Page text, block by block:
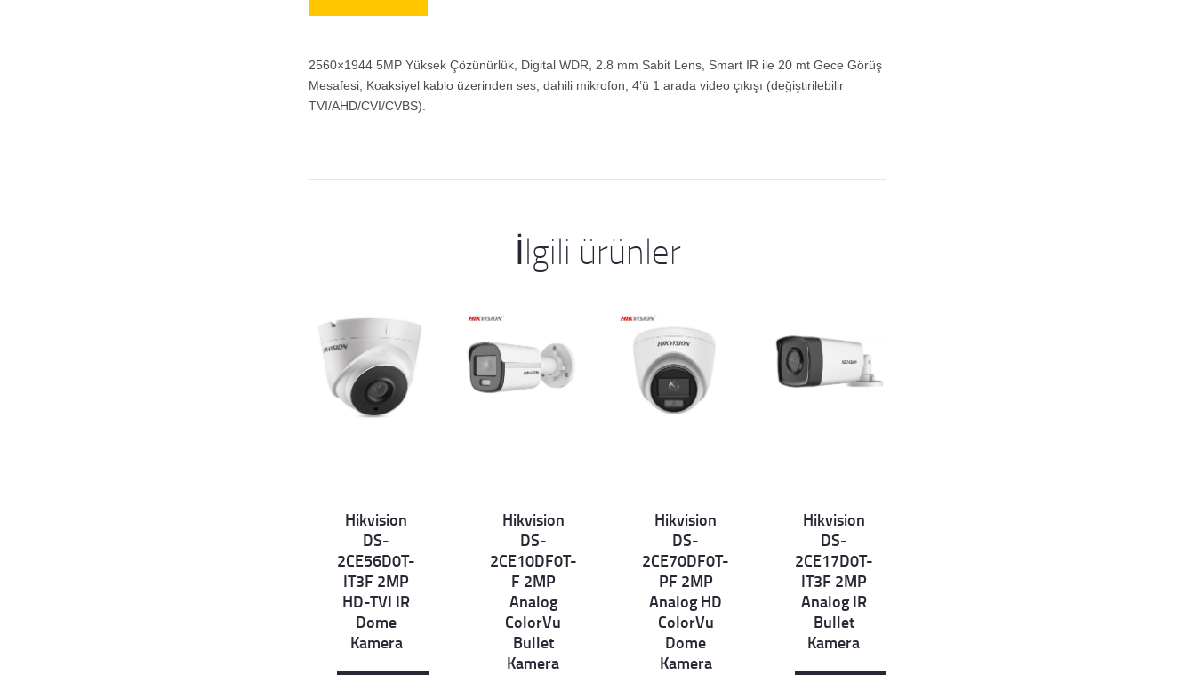
2560×1944 5MP Yüksek Çözünürlük, Digital WDR, 2.8 mm Sabit Lens, Smart IR ile 20 mt Gece Görüş
Mesafesi, Koaksiyel kablo üzerinden ses, dahili mikrofon, 4’ü 1 arada video çıkışı (değiştirilebilir
TVI/AHD/CVI/CVBS).
İlgili ürünler
DetHikvision
DS-
2CE56D0T-
IT3F 2MP
HD-TVI IR
Dome
Kamera
Hikvision
DS-
2CE10DF0T-
F 2MP
Analog
ColorVu
Bullet
Kamera
DetHikvision
DS-
2CE70DF0T-
PF 2MP
Analog HD
ColorVu
Dome
Kamera
DetHikvision
DS-
2CE17D0T-
IT3F 2MP
Analog IR
Bullet
Kamera